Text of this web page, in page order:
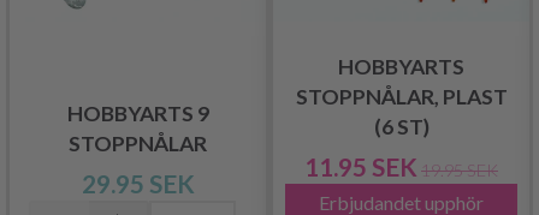
HOBBYARTS 9
STOPPNÅLAR
29.95 SEK
HOBBYARTS
STOPPNÅLAR, PLAST
(6 ST)
11.95 SEK 19.95 SEK
Erbjudandet upphör